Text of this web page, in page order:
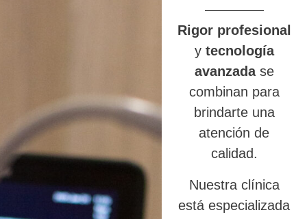
Rigor profesional
y tecnología
avanzadase
combinan para
brindarte una
atención de
calidad.
Nuestra clínica
está especializada